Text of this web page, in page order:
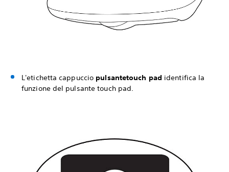
L'etichetta cappuccio pulsantetouch pad identifica la
funzione del pulsante touch pad.